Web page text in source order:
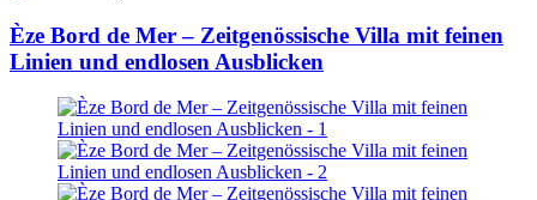
Èze Bord de Mer – Zeitgenössische Villa mit feinen
Linien und endlosen Ausblicken